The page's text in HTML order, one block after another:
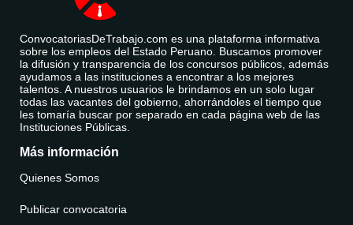
ConvocatoriasDeTrabajo.com es una plataforma informativa
sobre los empleos del Estado Peruano. Buscamos promover
la difusión y transparencia de los concursos públicos, además
ayudamos a las instituciones a encontrar a los mejores
talentos. A nuestros usuarios le brindamos en un solo lugar
todas las vacantes del gobierno, ahorrándoles el tiempo que
les tomaría buscar por separado en cada página web de las
Instituciones Públicas.
Más información
Quienes Somos
Publicar convocatoria